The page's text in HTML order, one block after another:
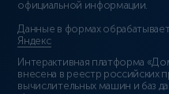
официальной информации.
Данные в формах
Яндекс
Интерактивная платформа
внесена в реестр российских
вычислительных машин и баз